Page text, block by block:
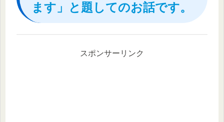
ます」と題してのお話です。
スポンサーリンク